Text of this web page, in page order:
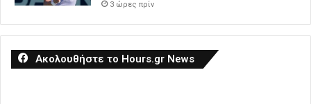
3 ώρες πρίν
Ακολουθήστε το Hours.gr News